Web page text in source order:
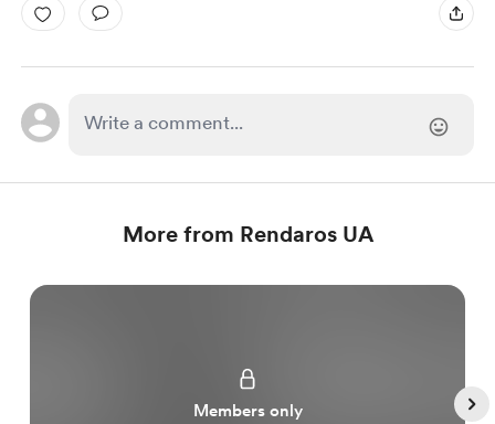
More from Rendaros UA
Members only